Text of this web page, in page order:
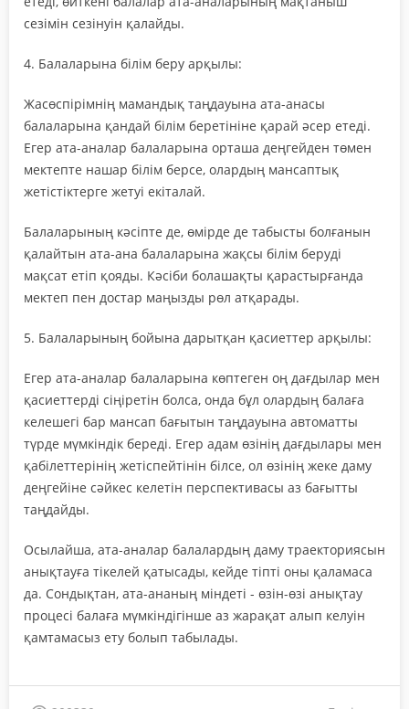
сезімін сезінуін қалайды.
4. Балаларына білім беру арқылы:
Жасөспірімнің мамандық таңдауына ата-анасы
балаларына қандай білім беретініне қарай әсер етеді.
Егер ата-аналар балаларына орташа деңгейден төмен
мектепте нашар білім берсе, олардың мансаптық
жетістіктерге жетуі екіталай.
Балаларының кәсіпте де, өмірде де табысты болғанын
қалайтын ата-ана балаларына жақсы білім беруді
мақсат етіп қояды. Кәсіби болашақты қарастырғанда
мектеп пен достар маңызды рөл атқарады.
5. Балаларының бойына дарытқан қасиеттер арқылы:
Егер ата-аналар балаларына көптеген оң дағдылар мен
қасиеттерді сіңіретін болса, онда бұл олардың балаға
келешегі бар мансап бағытын таңдауына автоматты
түрде мүмкіндік береді. Егер адам өзінің дағдылары мен
қабілеттерінің жетіспейтінін білсе, ол өзінің жеке даму
деңгейіне сәйкес келетін перспективасы аз бағытты
таңдайды.
Осылайша, ата-аналар балалардың даму траекториясын
анықтауға тікелей қатысады, кейде тіпті оны қаламаса
да. Сондықтан, ата-ананың міндеті - өзін-өзі анықтау
процесі балаға мүмкіндігінше аз жарақат алып келуін
қамтамасыз ету болып табылады.